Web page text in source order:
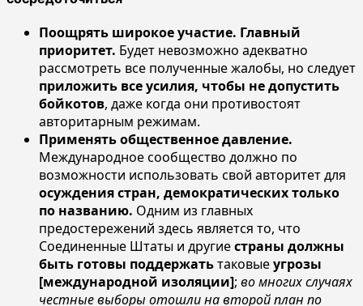
Поощрять широкое участие. Главный
приоритет. Будет невозможно адекватно
рассмотреть все полученные жалобы, но следует
приложить все усилия, чтобы не допустить
бойкотов, даже когда они противостоят
авторитарным режимам.
Применять общественное давление.
Международное сообщество должно по
возможности использовать свой авторитет для
осуждения стран, демократических только
по названию. Одним из главных
предостережений здесь является то, что
Соединенные Штаты и другиестраны должны
быть готовы поддержатьтаковыеугрозы
[международной изоляции]; во многих случаях
честные выборы отошли на второй план по